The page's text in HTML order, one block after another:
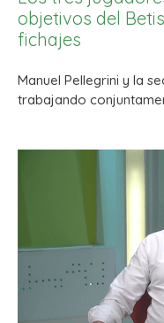
objetivos del
fichajes
Manuel Pellegrini y la
trabajando